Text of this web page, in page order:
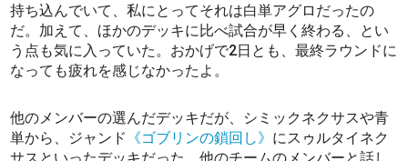
持ち込んでいて、私にとってそれは白単アグロだったの
だ。加えて、ほかのデッキに比べ試合が早く終わる、とい
う点も気に入っていた。おかげで2日とも、最終ラウンドに
なっても疲れを感じなかったよ。
他のメンバーの選んだデッキだが、シミックネクサスや青
単から、ジャンド 《ゴブリンの鎖回し》 にスゥルタイネク